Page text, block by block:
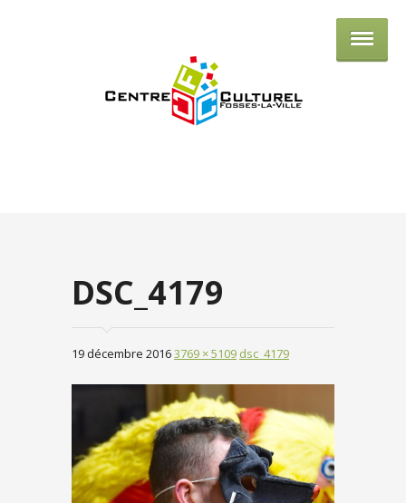
Centre culturel de Fosses-la-Ville
DSC_4179
19 décembre 20163769 × 5109 dsc_4179